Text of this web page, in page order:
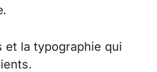
et la typographie qui